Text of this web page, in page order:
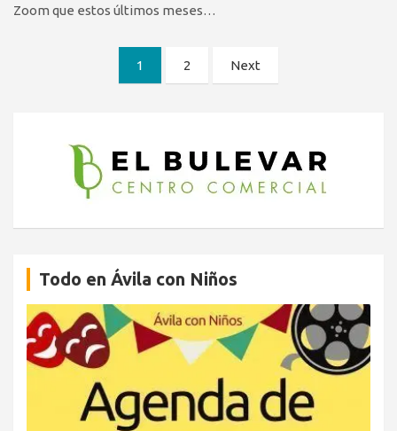
Zoom que estos últimos meses…
1 2 Next
Todo en Ávila con Niños